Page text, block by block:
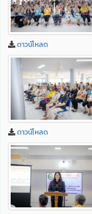
ดาวน์โหลด
ดาวน์โหลด